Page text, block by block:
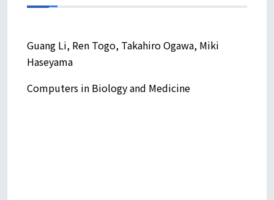
Guang Li, Ren Togo, Takahiro Ogawa, Miki
Haseyama
Computers in Biology and Medicine